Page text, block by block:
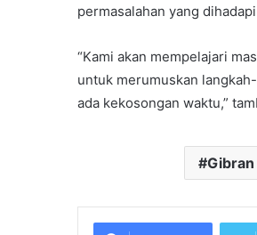
permasalahan yang
“Kami akan mempelajari
untuk merumuskan
ada kekosongan waktu,”
Gibran